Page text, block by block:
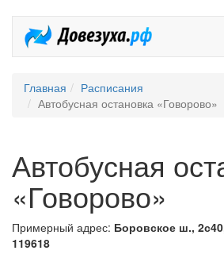
Главная
Расписания
Автобусная остановка «Говорово»
Автобусная
«Говорово»
Примерный адрес: Боровское ш.,
119618